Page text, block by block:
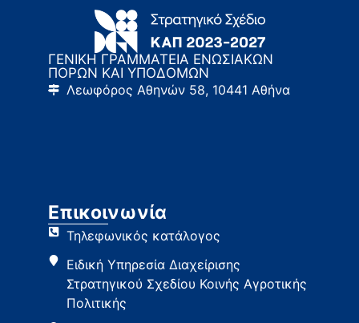
ΓΕΝΙΚΗ ΓΡΑΜΜΑΤΕΙΑ ΕΝΩΣΙΑΚΩΝ
ΠΟΡΩΝ ΚΑΙ ΥΠΟΔΟΜΩΝ
Λεωφόρος Αθηνών 58, 10441 Αθήνα
Επικοινωνία
Τηλεφωνικός κατάλογος
Ειδική Υπηρεσία Διαχείρισης
Στρατηγικού Σχεδίου Κοινής Αγροτικής
Πολιτικής